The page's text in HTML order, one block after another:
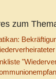
zum